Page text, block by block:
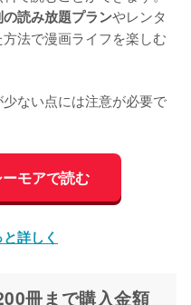
の読み放題プランやレンタ
法で漫画ライフを楽しむ
ない点には注意が必要で
モアで読む
詳しく
冊まで購入金額